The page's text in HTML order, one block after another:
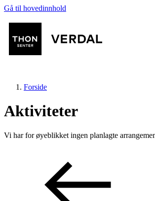
Gå til hovedinnhold
Butikker
Aktiviteter
Forside
Aktiviteter
Vi har for øyeblikket ingen planlagte